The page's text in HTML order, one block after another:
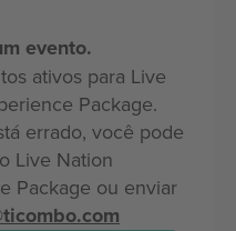
evento.
ativos para Live
Package.
errado, você pode
Live Nation
Package ou enviar